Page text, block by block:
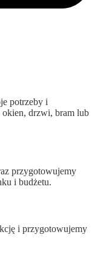
potrzeby i
okien, drzwi, bram lub
przygotowujemy
i budżetu.
i przygotowujemy